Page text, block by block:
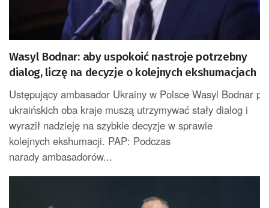
Wasyl Bodnar: aby uspokoić nastroje potrzebny
dialog, liczę na decyzje o kolejnych ekshumacjach
Ustępujący ambasador Ukrainy w Polsce Wasyl Bodnar
ukraińskich oba kraje muszą utrzymywać stały dialog i
wyraził nadzieję na szybkie decyzje w sprawie
kolejnych ekshumacji. PAP: Podczas
narady ambasadorów...